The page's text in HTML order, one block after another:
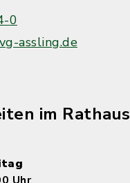
0
assling.de
im Rathaus